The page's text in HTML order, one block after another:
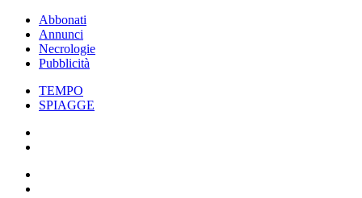
Abbonati
Annunci
Necrologie
Pubblicità
TEMPO
SPIAGGE